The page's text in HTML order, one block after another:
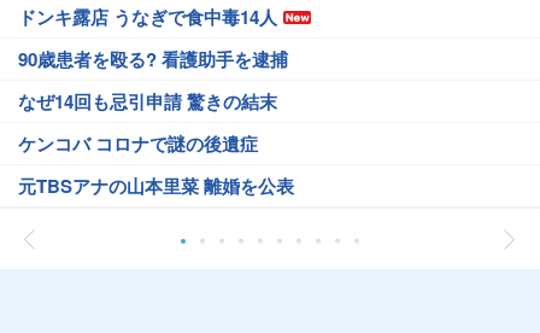
ドンキ露店 うなぎで食中毒14人
90歳患者を殴る? 看護助手を逮捕
なぜ14回も忌引申請 驚きの結末
ケンコバ コロナで謎の後遺症
元TBSアナの山本里菜 離婚を公表